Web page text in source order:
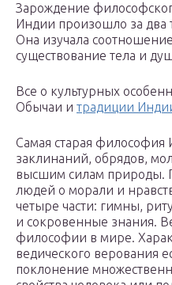
Зарождение
Индии произошло за два
Она изучала
существование тела и
Все о культурных
Обычаи и традиции
Самая старая
заклинаний, обрядов,
высшим силам природы.
людей о морали и
четыре части: гимны,
и сокровенные знания.
философии в мире.
ведического верования
поклонение